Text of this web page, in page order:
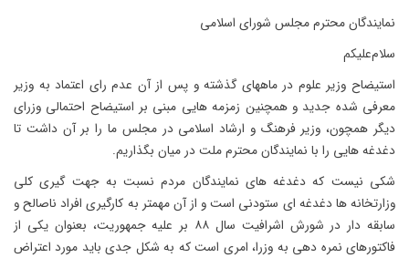
نمایندگان محترم مجلس شورای اسلامی
سلام‌علیکم
استیضاح وزیر علوم در ماههای گذشته و پس از آن عدم رای اعتماد به وزیر
معرفی شده جدید و همچنین زمزمه هایی مبنی بر استیضاح احتمالی وزرای
دیگر همچون، وزیر فرهنگ و ارشاد اسلامی در مجلس ما را بر آن داشت تا
دغدغه هایی را با نمایندگان محترم ملت در میان بگذاریم.
شکی نیست که دغدغه های نمایندگان مردم نسبت به جهت گیری کلی
وزارتخانه ها دغدغه ای ستودنی است و از آن مهمتر به کارگیری افراد ناصالح و
سابقه دار در شورش اشرافیت سال ۸۸ بر علیه جمهوریت، بعنوان یکی از
فاکتورهای نمره دهی به وزرا، امری است که به شکل جدی باید مورد اعتراض